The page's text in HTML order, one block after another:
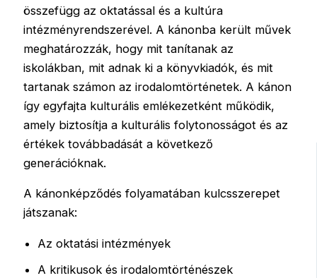
összefügg az oktatással és a kultúra
intézményrendszerével. A kánonba került művek
meghatározzák, hogy mit tanítanak az
iskolákban, mit adnak ki a könyvkiadók, és mit
tartanak számon az irodalomtörténetek. A kánon
így egyfajta kulturális emlékezetként működik,
amely biztosítja a kulturális folytonosságot és az
értékek továbbadását a következő
generációknak.
A kánonképződés folyamatában kulcsszerepet
játszanak:
Az oktatási intézmények
A kritikusok és irodalomtörténészek